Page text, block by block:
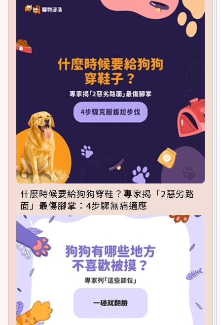
什麼時候要給狗狗穿鞋？專家揭「2惡劣路
面」最傷腳掌：4步驟無痛適應